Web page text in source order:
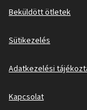
Beküldött ötletek
Sütikezelés
Adatkezelési
Kapcsolat